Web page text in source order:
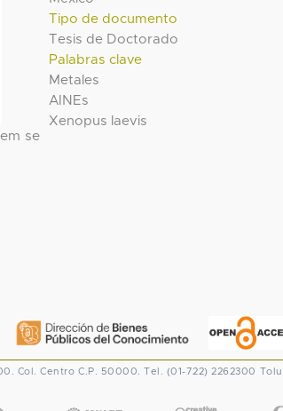
Tipo de documento
Tesis de Doctorado
Palabras clave
Metales
AINEs
Xenopus laevis
se
Col. Centro C.P. 50000. Tel. (01-722) 2262300